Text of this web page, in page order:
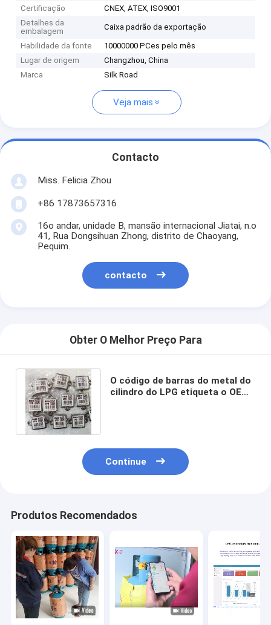
Certificação
CNEX, ATEX, ISO9001
Detalhes da
embalagem
Caixa padrão da exportação
Habilidade da fonte
10000000 PCes pelo mês
Lugar de origem
Changzhou, China
Marca
Silk Road
Veja mais
Contacto
Miss. Felicia Zhou
+86 17873657316
16o andar, unidade B, mansão internacional Jiatai, n.o
41, Rua Dongsihuan Zhong, distrito de Chaoyang,
Pequim.
contacto
Obter O Melhor Preço Para
O código de barras do metal do
cilindro do LPG etiqueta o OEM
Continue
Produtos Recomendados